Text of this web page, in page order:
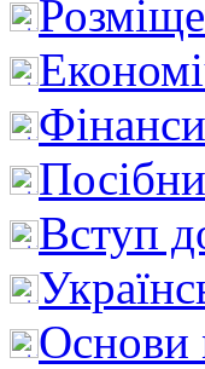
Вступ
Основи